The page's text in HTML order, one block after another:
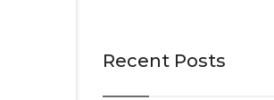
Recent Posts